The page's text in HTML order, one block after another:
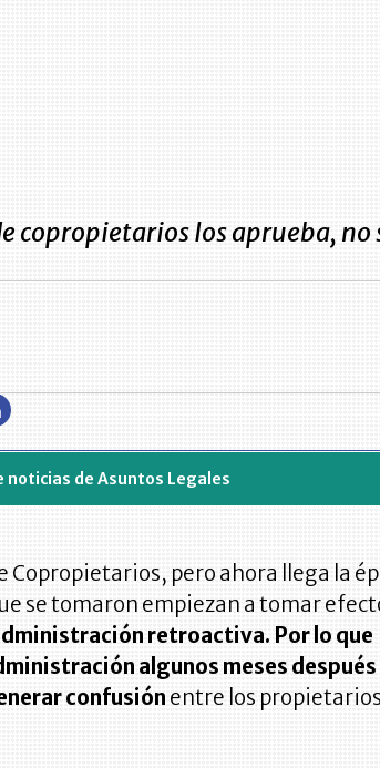
copropietarios los aprueba, no
noticias de Asuntos Legales
Copropietarios, pero ahora llega la
se tomaron empiezan a tomar
retroactiva. Por lo que
algunos meses después
confusión entre los